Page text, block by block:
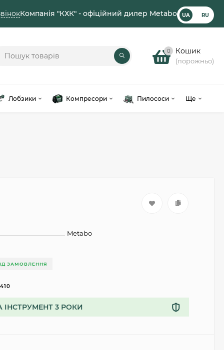
Компанія "КХК" - офіційний дилер Metabo UA RU
0 Кошик
(порожньо)
Лобзики Компресори Пилососи Ще
Metabo
ЗАМОВЛЕННЯ
ІНСТРУМЕНТ 3 РОКИ